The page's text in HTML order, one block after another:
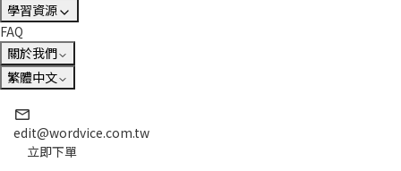
學習資源
FAQ
關於我們
繁體中文
edit@wordvice.com.tw
立即下單